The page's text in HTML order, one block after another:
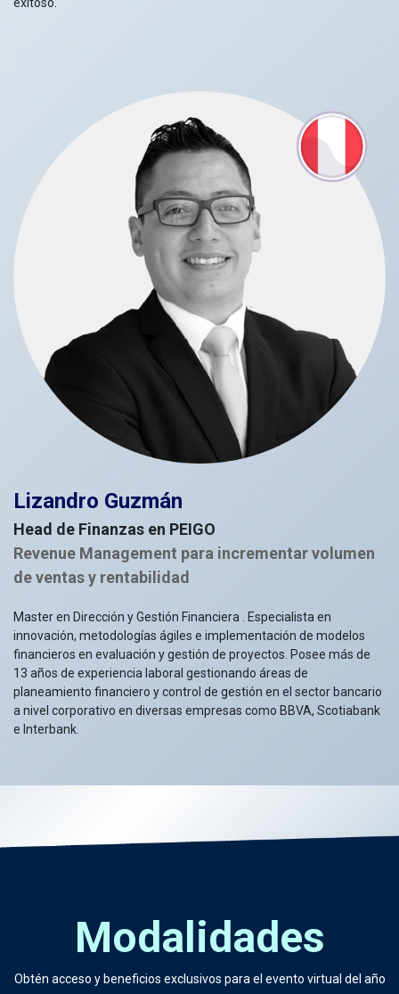
exitoso.
Lizandro Guzmán
Head de Finanzas en PEIGO
Revenue Management para incrementar volumen
de ventas y rentabilidad
Master en Dirección y Gestión Financiera . Especialista en
innovación, metodologías ágiles e implementación de modelos
financieros en evaluación y gestión de proyectos. Posee más de
13 años de experiencia laboral gestionando áreas de
planeamiento financiero y control de gestión en el sector bancario
a nivel corporativo en diversas empresas como BBVA, Scotiabank
e Interbank.
Modalidades
Obtén acceso y beneficios exclusivos para el evento virtual del año